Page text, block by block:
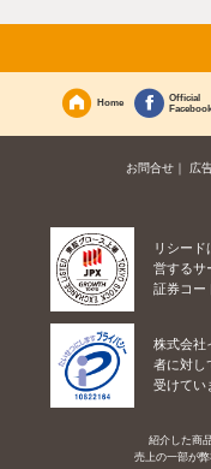
Home
Official
Facebook
お問合せ 広
リシー
営するサ
証券コー
株式会社
者に対し
受けてい
紹介した商
売上の一部が弊